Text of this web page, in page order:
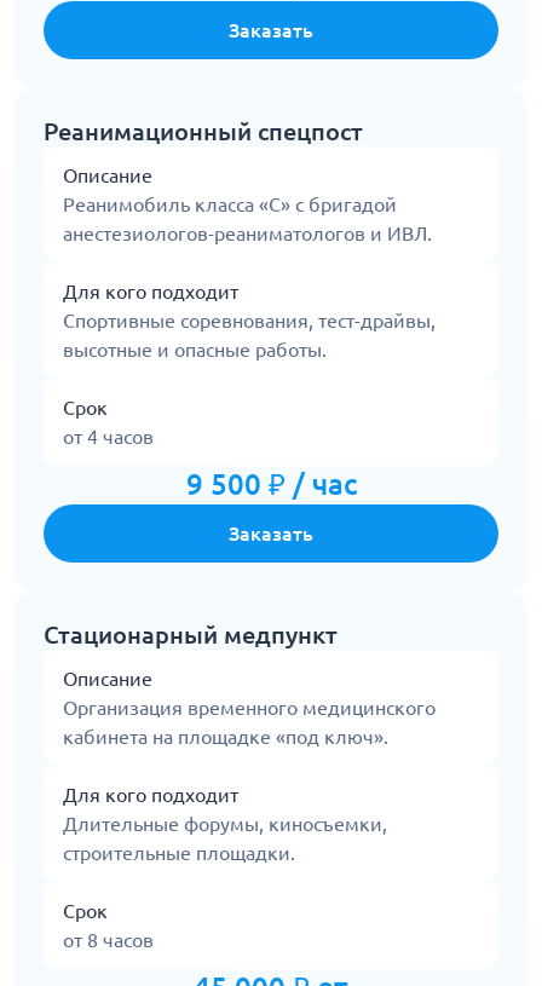
Заказать
Реанимационный спецпост
Описание
Реанимобиль класса «С» с бригадой
анестезиологов-реаниматологов и ИВЛ.
Для кого подходит
Спортивные соревнования, тест-драйвы,
высотные и опасные работы.
Срок
от 4 часов
9 500 ₽ / час
Заказать
Стационарный медпункт
Описание
Организация временного медицинского
кабинета на площадке «под ключ».
Для кого подходит
Длительные форумы, киносъемки,
строительные площадки.
Срок
от 8 часов